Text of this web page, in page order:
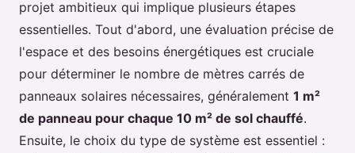
projet ambitieux qui implique plusieurs étapes
essentielles. Tout d'abord, une évaluation précise de
l'espace et des besoins énergétiques est cruciale
pour déterminer le nombre de mètres carrés de
panneaux solaires nécessaires, généralement 1 m²
de panneau pour chaque 10 m² de sol chauffé.
Ensuite, le choix du type de système est essentiel :